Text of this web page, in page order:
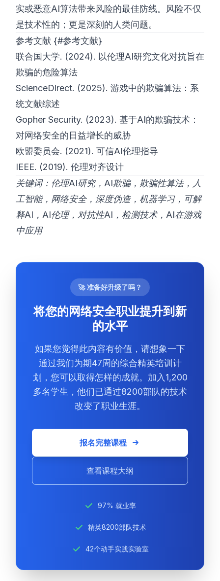
实或恶意AI算法带来风险的最佳防线。风险不仅
是技术性的；更是深刻的人类问题。
参考文献 {#参考文献}
联合国大学. (2024). 以伦理AI研究文化对抗旨在
欺骗的危险算法
ScienceDirect. (2025). 游戏中的欺骗算法：系
统文献综述
Gopher Security. (2023). 基于AI的欺骗技术：
对网络安全的日益增长的威胁
欧盟委员会. (2021). 可信AI伦理指导
IEEE. (2019). 伦理对齐设计
关键词：伦理AI研究，AI欺骗，欺骗性算法，人
工智能，网络安全，深度伪造，机器学习，可解
释AI，AI伦理，对抗性AI，检测技术，AI在游戏
中应用
🚀 准备好升级了吗？
将您的网络安全职业提升到新
的水平
如果您觉得此内容有价值，请想象一下
通过我们为期47周的综合精英培训计
划，您可以取得怎样的成就。加入1,200
多名学生，他们已通过8200部队的技术
改变了职业生涯。
报名完整课程
查看课程大纲
97% 就业率
精英8200部队技术
42个动手实践实验室